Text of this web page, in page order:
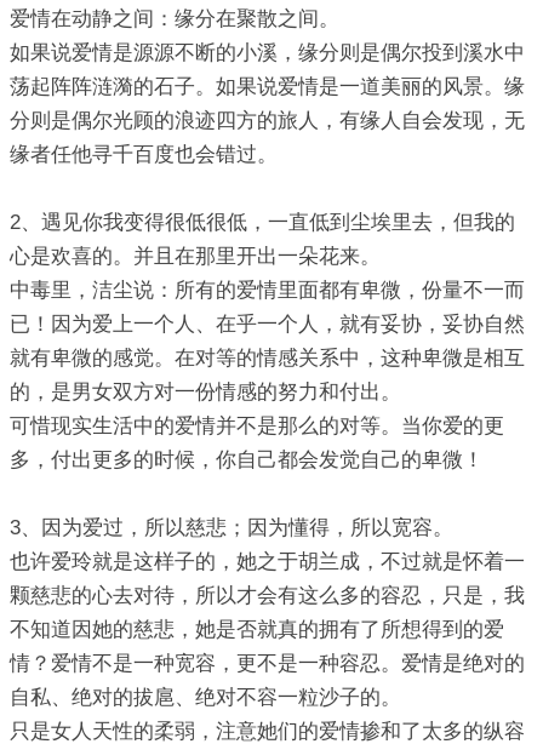
爱情在动静之间：缘分在聚散之间。
如果说爱情是源源不断的小溪，缘分则是偶尔投到溪水中
荡起阵阵涟漪的石子。如果说爱情是一道美丽的风景。缘
分则是偶尔光顾的浪迹四方的旅人，有缘人自会发现，无
缘者任他寻千百度也会错过。
2、遇见你我变得很低很低，一直低到尘埃里去，但我的
心是欢喜的。并且在那里开出一朵花来。
中毒里，洁尘说：所有的爱情里面都有卑微，份量不一而
已！因为爱上一个人、在乎一个人，就有妥协，妥协自然
就有卑微的感觉。在对等的情感关系中，这种卑微是相互
的，是男女双方对一份情感的努力和付出。
可惜现实生活中的爱情并不是那么的对等。当你爱的更
多，付出更多的时候，你自己都会发觉自己的卑微！
3、因为爱过，所以慈悲；因为懂得，所以宽容。
也许爱玲就是这样子的，她之于胡兰成，不过就是怀着一
颗慈悲的心去对待，所以才会有这么多的容忍，只是，我
不知道因她的慈悲，她是否就真的拥有了所想得到的爱
情？爱情不是一种宽容，更不是一种容忍。爱情是绝对的
自私、绝对的拔扈、绝对不容一粒沙子的。
只是女人天性的柔弱，注意她们的爱情掺和了太多的纵容